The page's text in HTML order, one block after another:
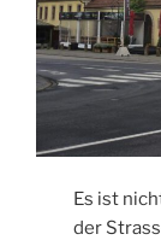
Es ist
der